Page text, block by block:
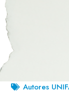
Autores